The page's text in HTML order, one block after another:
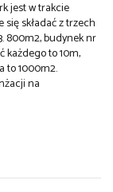
jest w trakcie
składać z trzech
800m2, budynek nr
każdego to 10m,
to 1000m2.
na